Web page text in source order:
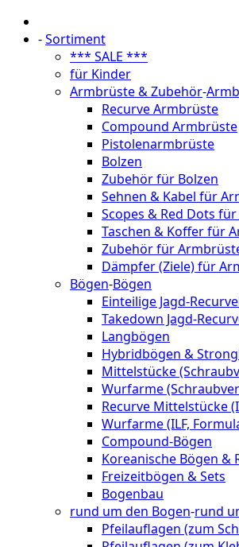
-Sortiment
*** SALE ***
für Kinder
Armbrüste & Zubehör-
Recurve Armbrüste
Compound Armbrüste
Pistolenarmbrüste
Bolzen
Zubehör für Bolzen
Sehnen & Kabel für
Scopes & Red Dots
Taschen & Koffer für
Zubehör für
Dämpfer (Ziele) für
Bögen-Bögen
Einteilige Jagd-
Takedown Jagd-
Langbögen
Hybridbögen &
Mittelstücke
Wurfarme
Recurve Mittelstücke
Wurfarme (ILF,
Compound-Bögen
Koreanische Bögen &
Freizeitbögen & Sets
Bogenbau
rund um den Bogen-rund
Pfeilauflagen (zum